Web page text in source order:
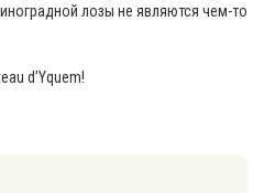
лозы не являются чем-то
d’Yquem!